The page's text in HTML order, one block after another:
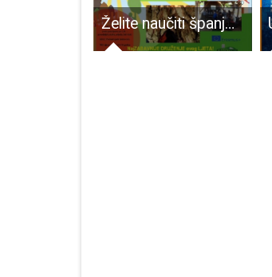
Želite naučiti španjolski ili estonski jezik? Javite se u Perušić u PP Grabovača!!!